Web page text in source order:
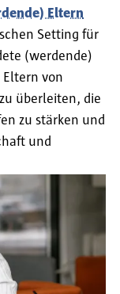
Eltern
Setting für
(werdende)
von
überleiten, die
zu stärken und
und